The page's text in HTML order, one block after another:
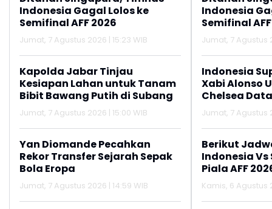
Indonesia Gagal Lolos ke
Semifinal AFF 2026
Jumat, 7 Agustus 2026 | 15:23 WIB
Kapolda Jabar Tinjau
Kesiapan Lahan untuk Tanam
Bibit Bawang Putih di Subang
Jumat, 7 Agustus 2026 | 15:00 WIB
Yan Diomande Pecahkan
Rekor Transfer Sejarah Sepak
Bola Eropa
Jumat, 7 Agustus 2026 | 14:59 WIB
Indonesia
Semifinal
Jumat, 7 Agustus
Indonesia
Xabi Alonso
Chelsea
Jumat, 7 Agustus
Berikut
Indonesia
Piala AFF
Kamis, 6 Agustus